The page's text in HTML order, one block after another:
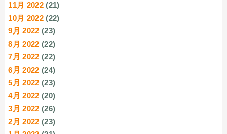
11月 2022 (21)
10月 2022 (22)
9月 2022 (23)
8月 2022 (22)
7月 2022 (22)
6月 2022 (24)
5月 2022 (23)
4月 2022 (20)
3月 2022 (26)
2月 2022 (23)